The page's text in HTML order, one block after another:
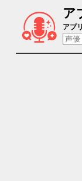
ア
エ
アプ